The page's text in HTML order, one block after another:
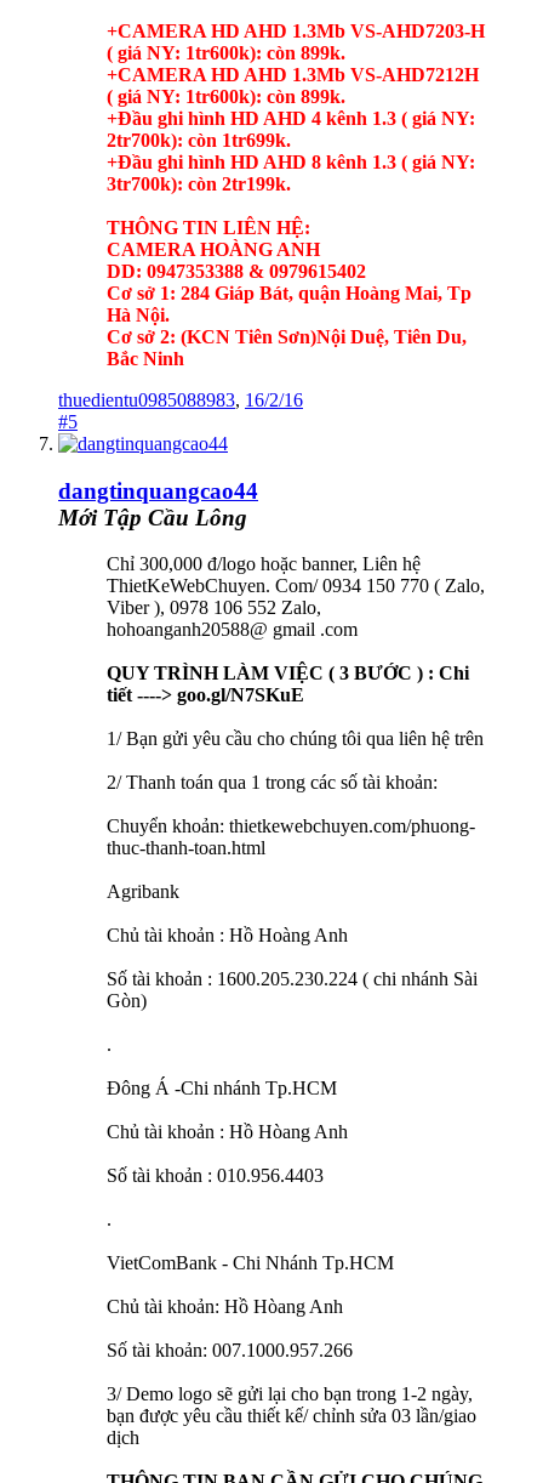
+CAMERA HD AHD 1.3Mb VS-AHD7203-H
( giá NY: 1tr600k): còn 899k.
+CAMERA HD AHD 1.3Mb VS-AHD7212H
( giá NY: 1tr600k): còn 899k.
+Đầu ghi hình HD AHD 4 kênh 1.3 ( giá NY:
2tr700k): còn 1tr699k.
+Đầu ghi hình HD AHD 8 kênh 1.3 ( giá NY:
3tr700k): còn 2tr199k.
THÔNG TIN LIÊN HỆ:
CAMERA HOÀNG ANH
DD: 0947353388 & 0979615402
Cơ sở 1: 284 Giáp Bát, quận Hoàng Mai, Tp
Hà Nội.
Cơ sở 2: (KCN Tiên Sơn)Nội Duệ, Tiên Du,
Bắc Ninh
thuedientu0985088983, 16/2/16
#5
dangtinquangcao44
Mới Tập Cầu Lông
Chỉ 300,000 đ/logo hoặc banner, Liên hệ
ThietKeWebChuyen. Com/ 0934 150 770 ( Zalo,
Viber ), 0978 106 552 Zalo,
hohoanganh20588@ gmail .com
QUY TRÌNH LÀM VIỆC ( 3 BƯỚC ) : Chi
tiết ----> goo.gl/N7SKuE
1/ Bạn gửi yêu cầu cho chúng tôi qua liên hệ trên
2/ Thanh toán qua 1 trong các số tài khoản:
Chuyển khoản: thietkewebchuyen.com/phuong-
thuc-thanh-toan.html
Agribank
Chủ tài khoản : Hồ Hoàng Anh
Số tài khoản : 1600.205.230.224 ( chi nhánh Sài
Gòn)
.
Đông Á -Chi nhánh Tp.HCM
Chủ tài khoản : Hồ Hòang Anh
Số tài khoản : 010.956.4403
.
VietComBank - Chi Nhánh Tp.HCM
Chủ tài khoản: Hồ Hòang Anh
Số tài khoản: 007.1000.957.266
3/ Demo logo sẽ gửi lại cho bạn trong 1-2 ngày,
bạn được yêu cầu thiết kế/ chỉnh sửa 03 lần/giao
dịch